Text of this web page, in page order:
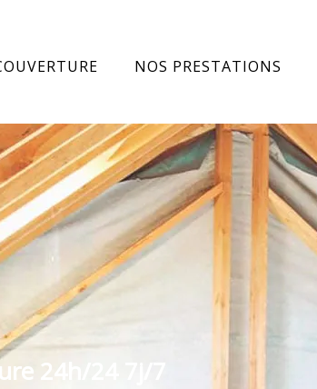
NOS PRESTATIONS
24h/24 7j/7